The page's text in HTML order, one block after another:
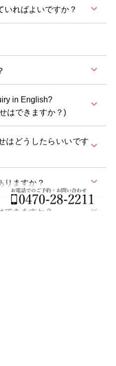
。
。
いればよいですか？
に参ります。
口に到着いたしますの
お願いいたします。
でお楽しみいただけま
・チャッカマンをご用意
音の出るものはご遠慮く
in English?
はできますか？)
using the "✉inquiry"
page.
to you.
"ボタンから、メールをお
はどうしたらいいです
いただきます。
らせください。
りますか？
にセブンイレブン館山藤原
できますか？